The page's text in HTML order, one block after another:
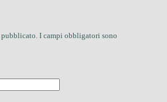
I campi obbligatori sono